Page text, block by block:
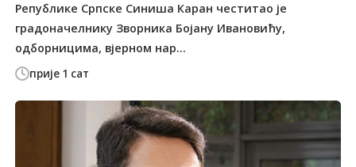
прије 1 сат
Републике Српске Синиша Каран честитао је
градоначелнику Зворника Бојану Ивановићу,
одборницима, вјерном нар...